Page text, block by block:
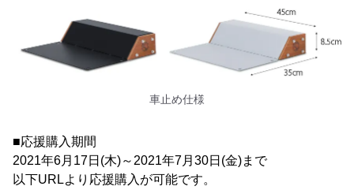
車止め仕様
■応援購入期間
2021年6月17日(木)～2021年7月30日(金)まで
以下URLより応援購入が可能です。